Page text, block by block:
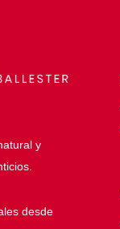
y
desde